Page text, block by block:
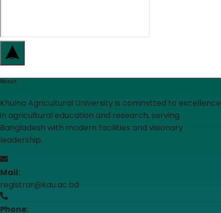
About
Khulna Agricultural University is committed to excellence
in agricultural education and research, serving
Bangladesh with modern facilities and visionary
leadership.
Mail:
registrar@kau.ac.bd
Phone: